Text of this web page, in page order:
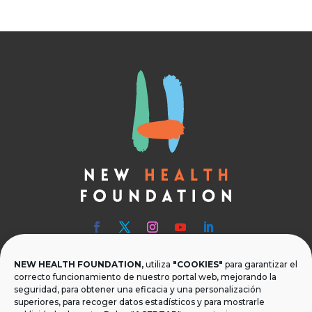
NEW HEALTH FOUNDATION, utiliza "COOKIES" para garantizar el
correcto funcionamiento de nuestro portal web, mejorando la
seguridad, para obtener una eficacia y una personalización
superiores, para recoger datos estadísticos y para mostrarle
 Teléfono
T.+34 954 219 597